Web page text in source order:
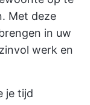
Met deze
in uw
werk en
je tijd